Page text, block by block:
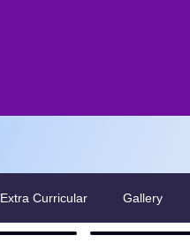
Extra Curricular Gallery